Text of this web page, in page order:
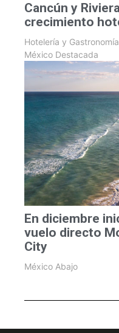
Cancún y
crecimiento
Hotelería y Gastronomía
México Destacada
En diciembre
vuelo directo
City
México Abajo